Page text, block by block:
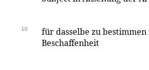
10
für dasselbe zu
Beschaffenheit